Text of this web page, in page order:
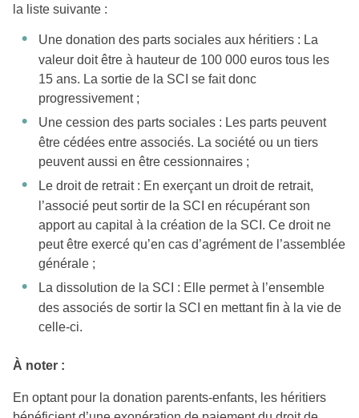
la liste suivante :
Une donation des parts sociales aux héritiers : La
valeur doit être à hauteur de 100 000 euros tous les
15 ans. La sortie de la SCI se fait donc
progressivement ;
Une cession des parts sociales : Les parts peuvent
être cédées entre associés. La société ou un tiers
peuvent aussi en être cessionnaires ;
Le droit de retrait : En exerçant un droit de retrait,
l’associé peut sortir de la SCI en récupérant son
apport au capital à la création de la SCI. Ce droit ne
peut être exercé qu’en cas d’agrément de l’assemblée
générale ;
La dissolution de la SCI : Elle permet à l’ensemble
des associés de sortir la SCI en mettant fin à la vie de
celle-ci.
À noter :
En optant pour la donation parents-enfants, les héritiers